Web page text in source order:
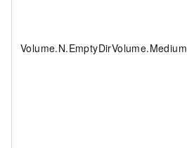
Volume.N.EmptyDirVolume.Medium